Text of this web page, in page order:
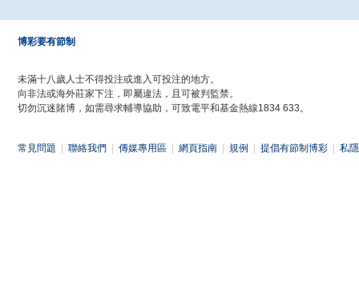
博彩要有節制
未滿十八歲人士不得投注或進入可投注的地方。
向非法或海外莊家下注，即屬違法，且可被判監禁。
切勿沉迷賭博，如需尋求輔導協助，可致電平和基金熱線1834 633。
常見問題 聯絡我們 傳媒專用區 網頁指南 規例 提倡有節制博彩 私